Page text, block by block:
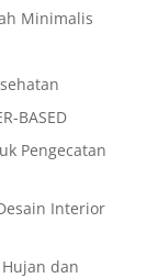
Minimalis
BASED
Pengecatan
Interior
dan